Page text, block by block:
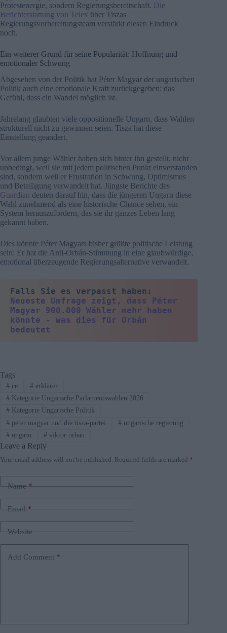
Protestenergie, sondern Regierungsbereitschaft. Die
Berichterstattung von Telex über Tiszas
Regierungsvorbereitungsteam verstärkt diesen Eindruck
noch.
Ein weiterer Grund für seine Popularität: Hoffnung und
emotionaler Schwung
Abgesehen von der Politik hat Péter Magyar der ungarischen
Politik auch eine emotionale Kraft zurückgegeben: das
Gefühl, dass ein Wandel möglich ist.
Jahrelang glaubten viele oppositionelle Ungarn, dass Wahlen
strukturell nicht zu gewinnen seien. Tisza hat diese
Einstellung geändert.
Vor allem junge Wähler haben sich hinter ihn gestellt, nicht
unbedingt, weil sie mit jedem politischen Punkt einverstanden
sind, sondern weil er Frustration in Schwung, Optimismus
und Beteiligung verwandelt hat. Jüngste Berichte des
Guardian deuten darauf hin, dass die jüngeren Ungarn diese
Wahl zunehmend als eine historische Chance sehen, ein
System herauszufordern, das sie ihr ganzes Leben lang
gekannt haben.
Dies könnte Péter Magyars bisher größte politische Leistung
sein: Er hat die Anti-Orbán-Stimmung in eine glaubwürdige,
emotional überzeugende Regierungsalternative verwandelt.
Neueste Umfrage zeigt, dass Péter
Magyar 900.000 Wähler mehr haben
könnte - was dies für Orbán
bedeutet
Tags
#ce #erklärer
#Kategorie Ungarische Parlamentswahlen 2026
#Kategorie Ungarische Politik
#peter magyar und die tisza-partei #ungarische regierung
#ungarn #viktor orban
Leave a Reply
Your email address will not be published. Required fields are marked *
Name*
Email*
Website
Add Comment *